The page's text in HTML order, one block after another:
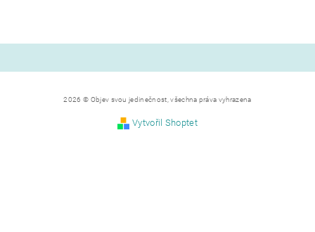
2026 © Objev svou jedinečnost, všechna práva vyhrazena
Vytvořil Shoptet